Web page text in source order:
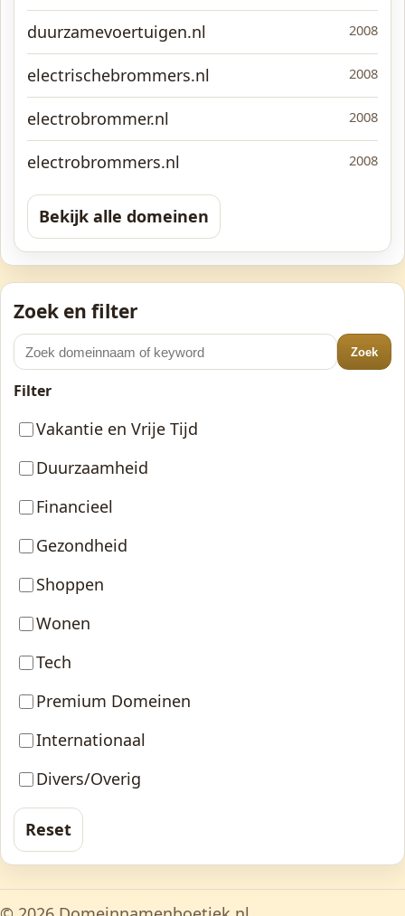
duurzamevoertuigen.nl 2008
electrischebrommers.nl 2008
electrobrommer.nl 2008
electrobrommers.nl 2008
Bekijk alle domeinen
Zoek en filter
Zoek
Filter
Vakantie en Vrije Tijd
Duurzaamheid
Financieel
Gezondheid
Shoppen
Wonen
Tech
Premium Domeinen
Internationaal
Divers/Overig
Reset